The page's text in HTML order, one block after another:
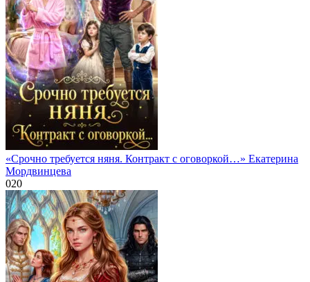
«Срочно требуется няня. Контракт с оговоркой…» Екатерина
Мордвинцева
020